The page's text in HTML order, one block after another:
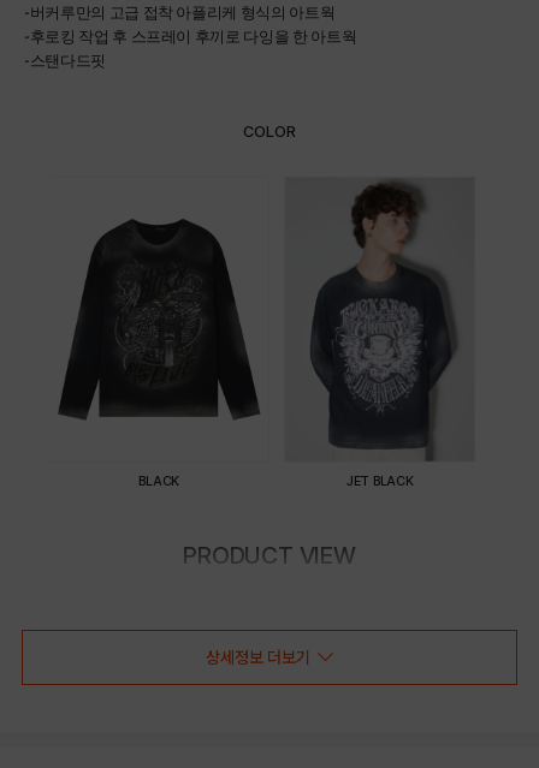
-버커루만의 고급 접착 아플리케 형식의 아트웍
-후로킹 작업 후 스프레이 후끼로 다잉을 한 아트웍
-스탠다드핏
COLOR
BLACK JET BLACK
PRODUCT VIEW
상세정보 더보기